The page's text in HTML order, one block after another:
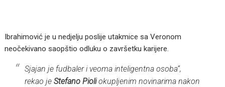
Ibrahimović je u nedjelju poslije utakmice sa Veronom
neočekivano saopštio odluku o završetku karijere.
Sjajan je fudbaler i veoma inteligentna osoba“,
rekao jeStefano Pioliokupljenim novinarima nakon